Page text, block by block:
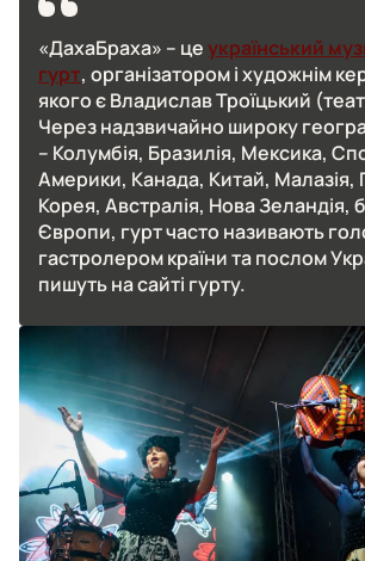
«ДахаБраха» – це український
гурт, організатором і художнім
якого є Владислав Троїцький
Через надзвичайно широку
– Колумбія, Бразилія, Мексика,
Америки, Канада, Китай, Малазія,
Корея, Австралія, Нова Зеландія,
Європи, гурт часто називають
гастролером країни та послом
пишуть на сайті гурту.